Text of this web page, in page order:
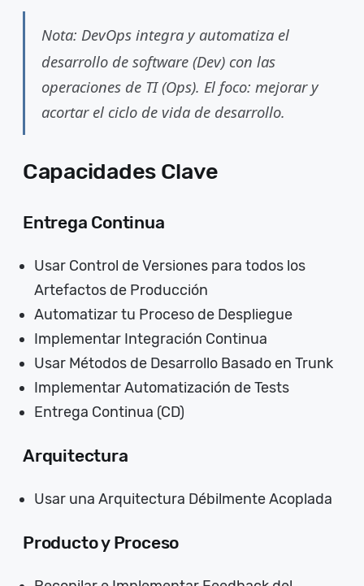
Nota: DevOps integra y automatiza el
desarrollo de software (Dev) con las
operaciones de TI (Ops). El foco: mejorar y
acortar el ciclo de vida de desarrollo.
Capacidades Clave
Entrega Continua
Usar Control de Versiones para todos los
Artefactos de Producción
Automatizar tu Proceso de Despliegue
Implementar Integración Continua
Usar Métodos de Desarrollo Basado en Trunk
Implementar Automatización de Tests
Entrega Continua (CD)
Arquitectura
Usar una Arquitectura Débilmente Acoplada
Producto y Proceso